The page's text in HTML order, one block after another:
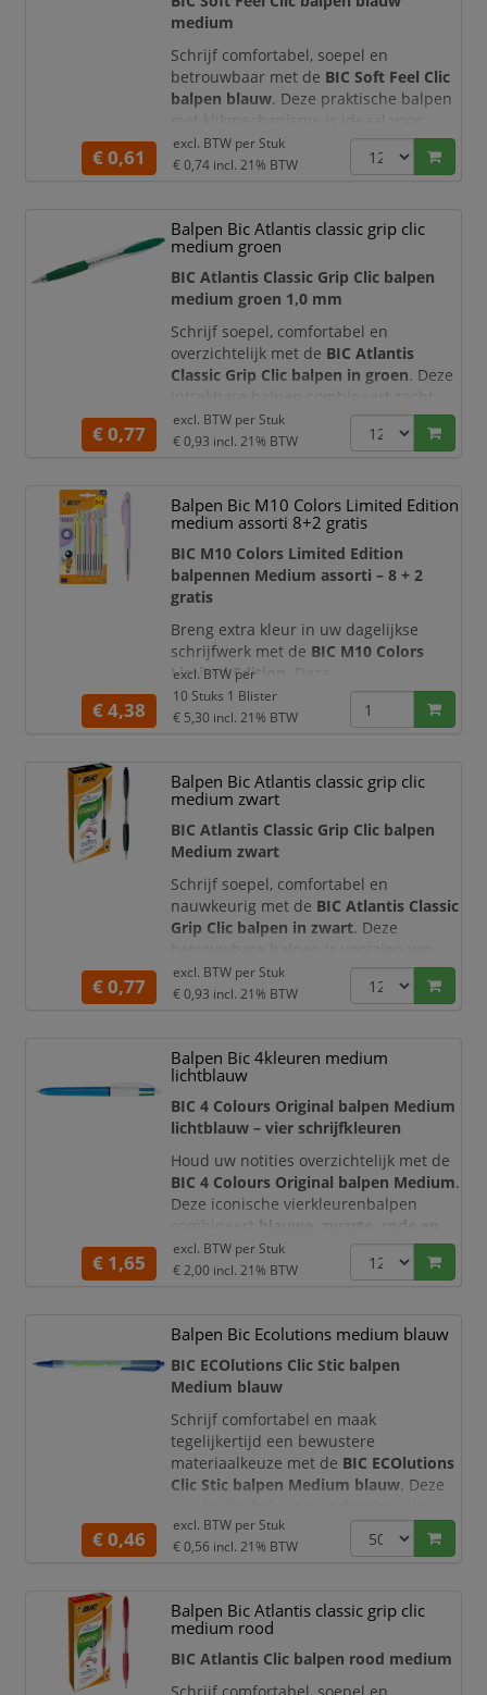
medium
Schrijf comfortabel, soepel en
betrouwbaar met de BIC Soft Feel Clic
balpen blauw. Deze praktische balpen
dagelijks schrijfwerk op kantoor, school,
aan de balie of thuis. Dankzij de
formulieren, agenda-aantekeningen en
administratieve documenten.
De BIC Soft Feel Clic is ontworpen voor
extra
€ 0,61
excl. BTW per Stuk
€ 0,74 incl. 21% BTW
Balpen Bic Atlantis classic grip clic
medium groen
BIC Atlantis Classic Grip Clic balpen
medium groen 1,0 mm
Schrijf soepel, comfortabel en
overzichtelijk met de BIC Atlantis
Classic Grip Clic balpen in groen. Deze
vloeiende inkt met een comfortabele
rubberen grip en een praktische
goedkeuringen, correcties,
kleurcodering en het toevoegen van
herkenbare opmerkingen aan
documenten en notities.
€ 0,77
excl. BTW per Stuk
€ 0,93 incl. 21% BTW
Balpen Bic M10 Colors Limited Edition
medium assorti 8+2 gratis
BIC M10 Colors Limited Edition
balpennen Medium assorti – 8 + 2
gratis
Breng extra kleur in uw dagelijkse
schrijfwerk met de BIC M10 Colors
Limited Edition
. Deze
voordeelverpakking bevat10
balpennen in assorti kleuren: 8 stuks
ontwerp een eigentijdse uitstraling en
maken de pennen ideaal voor gebruik
op school, kantoor en thuis.
Iedere balpen is voorzien van een
medium
€ 4,38
excl. BTW per
10 Stuks 1 Blister
€ 5,30 incl. 21% BTW
Balpen Bic Atlantis classic grip clic
medium zwart
BIC Atlantis Classic Grip Clic balpen
Medium zwart
Schrijf soepel, comfortabel en
nauwkeurig met de BIC Atlantis Classic
Grip Clic balpen in zwart. Deze
ultra-vloeiende inkt, een comfortabele
rubberen grip en een praktisch
ergonomisch ontwerp maakt deze pen
ideaal voor intensief dagelijks
schrijfwerk op kantoor, school en thuis.
De transpara
€ 0,77
excl. BTW per Stuk
€ 0,93 incl. 21% BTW
Balpen Bic 4kleuren medium
lichtblauw
BIC 4 Colours Original balpen Medium
lichtblauw – vier schrijfkleuren
Houd uw notities overzichtelijk met de
BIC 4 Colours Original balpen Medium.
Deze iconische vierkleurenbalpen
blauwe, zwarte, rode en
groene inkt in één praktische
lichtblauwe houder. Met de vier
meerdere pennen mee te hoeven
nemen.
De medium kogelpunt van 1,0 mm
zorgt voor een duidelijke en ge
€ 1,65
excl. BTW per Stuk
€ 2,00 incl. 21% BTW
Balpen Bic Ecolutions medium blauw
BIC ECOlutions Clic Stic balpen
Medium blauw
Schrijf comfortabel en maak
tegelijkertijd een bewustere
materiaalkeuze met de BIC ECOlutions
Clic Stic balpen Medium blauw. Deze
vervaardigd uit 62% gerecycled
materiaalen combineert een
De medium kogelpunt van1,0 mm
produceert een nauwkeurige blauwe
schrijflijn van circa0,32 mm. Hierdoor
€ 0,46
excl. BTW per Stuk
€ 0,56 incl. 21% BTW
Balpen Bic Atlantis classic grip clic
medium rood
BIC Atlantis Clic balpen rood medium